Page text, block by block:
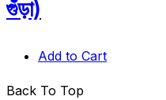
গুঁড়া)
Add to Cart
Back To Top